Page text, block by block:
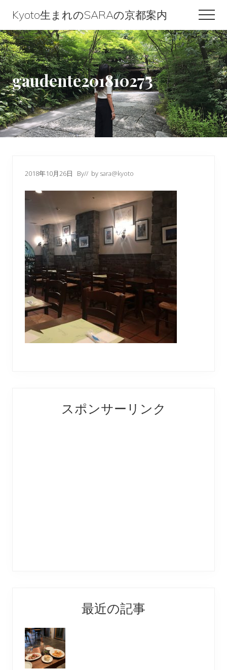
content
primary
sidebar
footer
Kyoto生まれのSARAの京都案内
Kyoto
生
ま
れ
の
SARA
の
gaudente201810273
2018年10月26日 By// by sara@kyoto
Interactions
Sidebarスポンサーリンク
最近の記事